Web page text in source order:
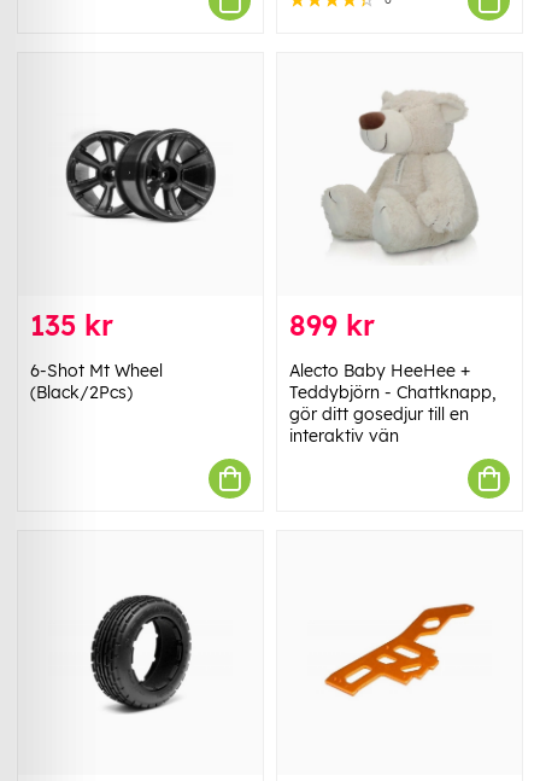
135 kr
6-Shot Mt Wheel
(Black/2Pcs)
899 kr
Alecto Baby HeeHee +
Teddybjörn - Chattknapp,
gör ditt gosedjur till en
interaktiv vän